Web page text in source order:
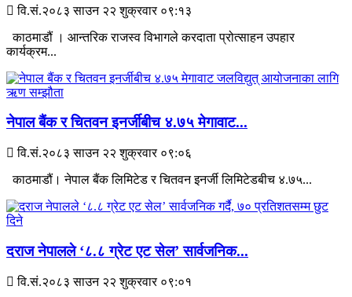
वि.सं.२०८३ साउन २२ शुक्रवार ०९:१३
काठमाडौं । आन्तरिक राजस्व विभागले करदाता प्रोत्साहन उपहार
कार्यक्रम...
नेपाल बैंक र चितवन इनर्जीबीच ४.७५ मेगावाट...
वि.सं.२०८३ साउन २२ शुक्रवार ०९:०६
काठमाडौं। नेपाल बैंक लिमिटेड र चितवन इनर्जी लिमिटेडबीच ४.७५...
दराज नेपालले ‘८.८ ग्रेट एट सेल’ सार्वजनिक...
वि.सं.२०८३ साउन २२ शुक्रवार ०९:०१